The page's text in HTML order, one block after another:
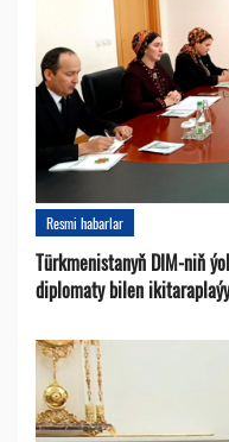
Resmi habarlar
Türkmenistanyň DIM-niň
diplomaty bilen